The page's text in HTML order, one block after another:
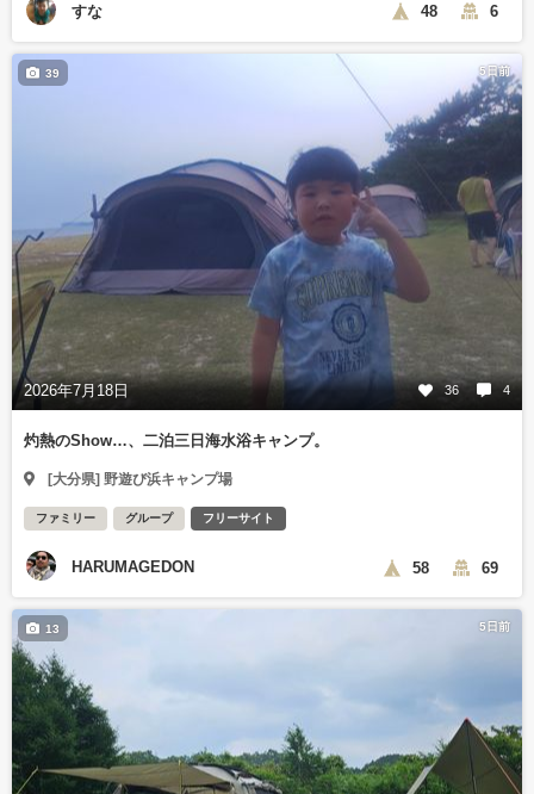
すな 48 6
5日前
2026年7月18日 36 4
39
灼熱のShow…、二泊三日海水浴キャンプ。
[大分県] 野遊び浜キャンプ場
ファミリー グループ フリーサイト
HARUMAGEDON 58 69
5日前
13